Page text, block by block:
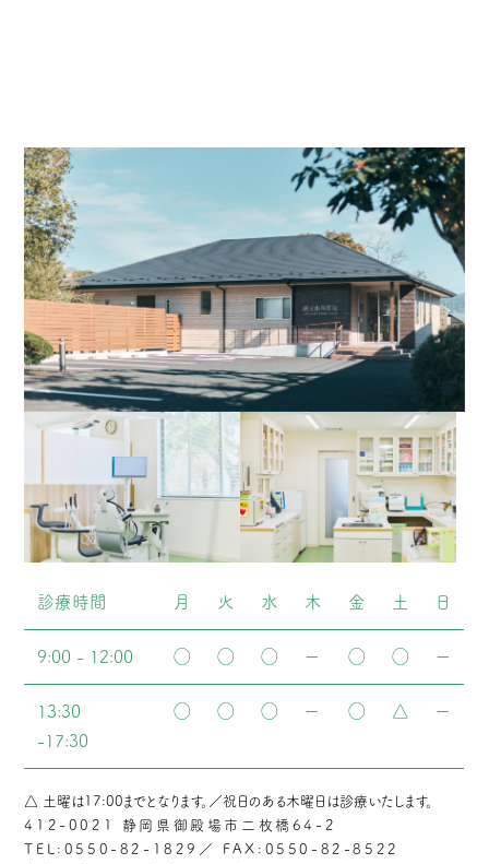
412-0021 静岡県御殿場市二枚橋64-2
TEL:0550-82-1829／ FAX:0550-82-8522
診療時間 月 火 水 木 金 土 日
9:00 - 12:00 ◯ ◯ ◯ ー ◯ ◯ ー
13:30
-17:30
◯ ◯ ◯ ー ◯ △ ー
△ 土曜は17:00までとなります。／祝日のある木曜日は診療いたします。